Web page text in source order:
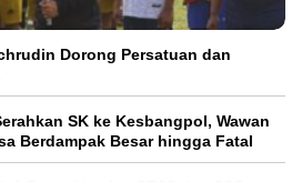
Dorong Persatuan dan
SK ke Kesbangpol, Wawan
Berdampak Besar hingga Fatal